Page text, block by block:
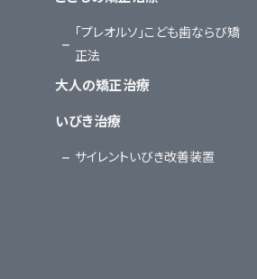
「プレオルソ」こども歯ならび矯
正法
大人の矯正治療
いびき治療
サイレントいびき改善装置